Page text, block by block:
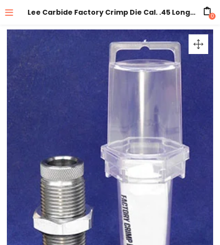
Lee Carbide Factory Crimp Die Cal. .45 Long Colt / .454 Casull (90865) 0